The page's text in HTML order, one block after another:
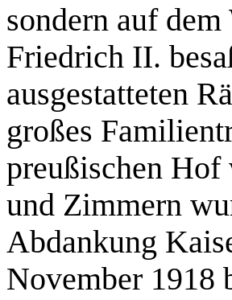
sondern auf
Friedrich II.
ausgestatteten
großes
preußischen Hof
und Zimmern
Abdankung
November 1918